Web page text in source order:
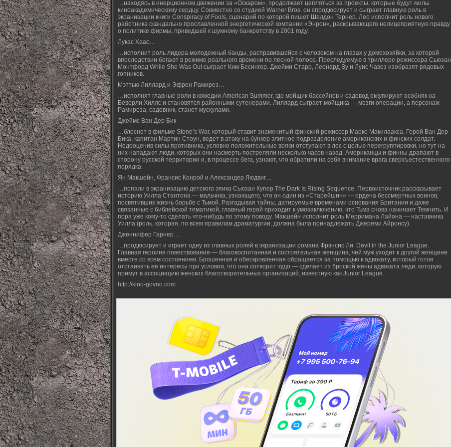
…находясь в инерционном движении за «Оскаром», продолжает цепляться за проекты, которые будут милы
киноакадемическому сердцу. Совместно со студией Warner Bros. он спродюсирует и сыграет главную роль в
экранизации книги Conspiracy of Fools, сценарий по которой пишет Шелдон Тернер. Лео исполнит роль нового
работника скандально прославленной энергетической компании «Энрон», раскрывающего нелицеприятную правду
о политике фирмы, приведшей к шумному банкротству в 2001 году.
Лукас Хаас…
…исполнит роль лидера молодежный банды, расправившейся с человеком на глазах у домохозяйки, за которой
впоследствии бегают в режиме реального времени по лесной полосе. Преследуемую в триллере режиссера Сьюзан
Монтфорд While She Was Out сыграет Ким Бесингер. Джейми Старр, Леонард Ву и Луис Чавез изобразят рядовых
гопников.
Мэттью Лиллард и Эфрен Рамирез…
…исполнят главные роли в комедии American Summer, где мойщик бассейнов и садовод оккупируют особняк на
Беверли Хиллс и становятся районными сутенерами. Лиллард сыграет мойщика — мозги операции, а персонаж
Рамиреза, садовник, станет мускулами.
Джеймс Ван Дер Бик
…блеснет в фильме Stone’s War, который ставит знаменитый финский режиссер Марко Макилаакса. Герой Ван Дер
Бика, капитан Мартин Стоун, ведет в атаку на бункер элитное подразделение американских и финских солдат.
Недооценив силы противника, условно положительные вояки отступают в лес с целью перегруппировки, но тут на
них нападают люди, которых они насмерть постреляли несколько часов назад. Американцы и финны драпают в
сторону русской территории и, в процессе бега, узнают, что обратили на себя внимание врага сверхъестественного
порядка.
Ян Макшейн, Франсис Конрой и Александер Людвиг…
…попали в экранизацию детского эпика Сьюзан Купер The Dark Is Rising Sequence. Первоисточник рассказывает
историю Уилла Стантона — мальчика, узнающего, что он один из «Старейшин» — ордена бессмертных воинов,
посвятивших жизнь борьбе с Тьмой. Разгадывая тайны, датируемые временами основания Британии и даже
связанные с библейской тематикой, главный герой приходит к умозаключению, что Тьма снова начинает Темнить. И
пора уже кому-то сделать что-нибудь по этому поводу. Макшейн исполнит роль Мерримана Лайона — наставника
Уилла (роль, которая, по всем правилам драматургии, должна была принадлежать Джереми Айронсу).
Дженнифер Гарнер…
…продюсирует и играет одну из главных ролей в экранизации романа Фрэнсис Ли Devil in the Junior League.
Главная героиня повествования — благовоспитанная и состоятельная женщина, чей муж уходит к другой женщине
вместе со всем состоянием. Брошенная и обескровленная обращается за помощью к адвокату, который готов
отстаивать ее интересы при условии, что она сотворит чудо — сделает из броской жены адвоката леди, которую
примут в ассоциацию женских благотворительных организаций, известную как Junior League.
http://kino-govno.com